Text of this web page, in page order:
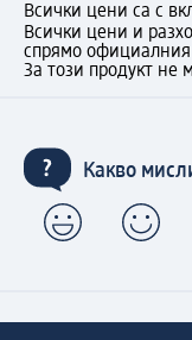
Всички цени са с
Всички цени и
спрямо официалния
За този продукт не
Какво